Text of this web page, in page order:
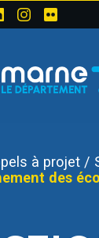
à projet /
des